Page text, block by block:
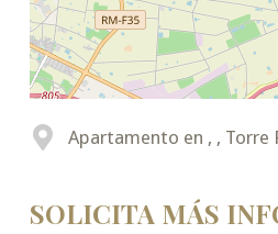
Apartamento en , , Torre
SOLICITA MÁS